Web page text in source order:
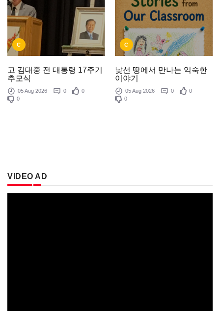
C
고 김대중 전 대통령 17주기
추모식
05 Aug 2026 0
0
0
C
낯선 땅에서 만나는 익숙한
이야기
05 Aug 2026 0
0
0
VIDEO AD